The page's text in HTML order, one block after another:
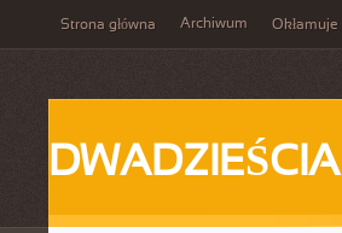
Strona główna Archiwum Okłamuje
DWADZIEŚCIA